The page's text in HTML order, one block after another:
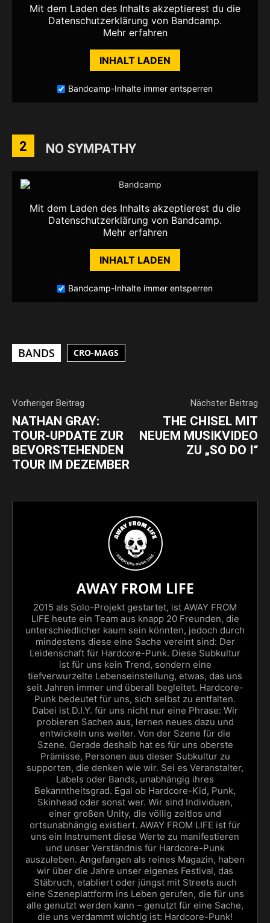
Mit dem Laden des Inhalts akzeptierest du die
Datenschutzerklärung von Bandcamp.
Mehr erfahren
INHALT LADEN
Bandcamp-Inhalte immer entsperren
2 NO SYMPATHY
Mit dem Laden des Inhalts akzeptierest du die
Datenschutzerklärung von Bandcamp.
Mehr erfahren
INHALT LADEN
Bandcamp-Inhalte immer entsperren
BANDS CRO-MAGS
Vorheriger Beitrag
NATHAN GRAY:
TOUR-UPDATE ZUR
BEVORSTEHENDEN
TOUR IM DEZEMBER
Nächster Beitrag
THE CHISEL MIT
NEUEM MUSIKVIDEO
ZU „SO DO I“
AWAY FROM LIFE
2015 als Solo-Projekt gestartet, ist AWAY FROM
LIFE heute ein Team aus knapp 20 Freunden, die
unterschiedlicher kaum sein könnten, jedoch durch
mindestens diese eine Sache vereint sind: Der
Leidenschaft für Hardcore-Punk. Diese Subkultur
ist für uns kein Trend, sondern eine
tiefverwurzelte Lebenseinstellung, etwas, das uns
seit Jahren immer und überall begleitet. Hardcore-
Punk bedeutet für uns, sich selbst zu entfalten.
Dabei ist D.I.Y. für uns nicht nur eine Phrase: Wir
probieren Sachen aus, lernen neues dazu und
entwickeln uns weiter. Von der Szene für die
Szene. Gerade deshalb hat es für uns oberste
Prämisse, Personen aus dieser Subkultur zu
supporten, die denken wie wir. Sei es Veranstalter,
Labels oder Bands, unabhängig ihres
Bekanntheitsgrad. Egal ob Hardcore-Kid, Punk,
Skinhead oder sonst wer. Wir sind Individuen,
einer großen Unity, die völlig zeitlos und
ortsunabhängig existiert. AWAY FROM LIFE ist für
uns ein Instrument diese Werte zu manifestieren
und unser Verständnis für Hardcore-Punk
auszuleben. Angefangen als reines Magazin, haben
wir über die Jahre unser eigenes Festival, das
Stäbruch, etabliert oder jüngst mit Streets auch
eine Szeneplattform ins Leben gerufen, die für uns
alle genutzt werden kann – genutzt für eine Sache,
die uns verdammt wichtig ist: Hardcore-Punk!